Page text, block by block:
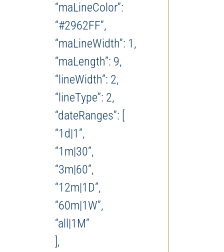
“maLineColor”:
“#2962FF”,
“maLineWidth”: 1,
“maLength”: 9,
“lineWidth”: 2,
“lineType”: 2,
“dateRanges”: [
“1d|1”,
“1m|30”,
“3m|60”,
“12m|1D”,
“60m|1W”,
“all|1M”
],